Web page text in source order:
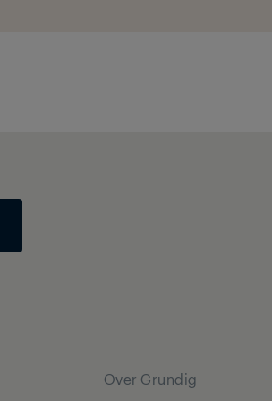
Over Grundig